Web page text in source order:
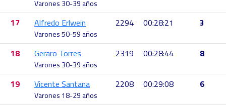
Varones 30-39 años
17 Alfredo Erlwein
Varones 50-59 años
2294 00:28:21 3
18 Geraro Torres
Varones 30-39 años
2319 00:28:44 8
19 Vicente Santana
Varones 18-29 años
2208 00:29:08 6